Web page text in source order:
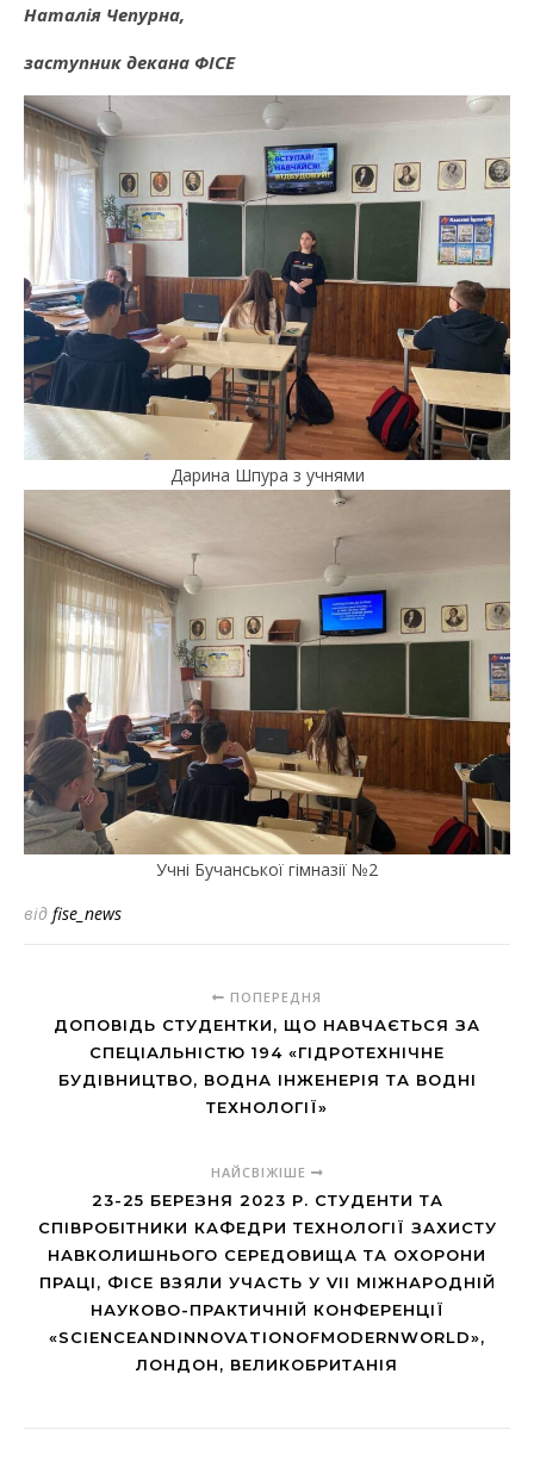
Наталія Чепурна,
заступник декана ФІСЕ
Дарина Шпура з учнями
Учні Бучанської гімназії №2
від fise_news
ПОПЕРЕДНЯ
ДОПОВІДЬ СТУДЕНТКИ, ЩО НАВЧАЄТЬСЯ ЗА
СПЕЦІАЛЬНІСТЮ 194 «ГІДРОТЕХНІЧНЕ
БУДІВНИЦТВО, ВОДНА ІНЖЕНЕРІЯ ТА ВОДНІ
ТЕХНОЛОГІЇ»
НАЙСВІЖІШЕ
23-25 БЕРЕЗНЯ 2023 Р. СТУДЕНТИ ТА
СПІВРОБІТНИКИ КАФЕДРИ ТЕХНОЛОГІЇ ЗАХИСТУ
НАВКОЛИШНЬОГО СЕРЕДОВИЩА ТА ОХОРОНИ
ПРАЦІ, ФІСЕ ВЗЯЛИ УЧАСТЬ У VII МІЖНАРОДНІЙ
НАУКОВО-ПРАКТИЧНІЙ КОНФЕРЕНЦІЇ
«SCIENCEANDINNOVATIONOFMODERNWORLD»,
ЛОНДОН, ВЕЛИКОБРИТАНІЯ